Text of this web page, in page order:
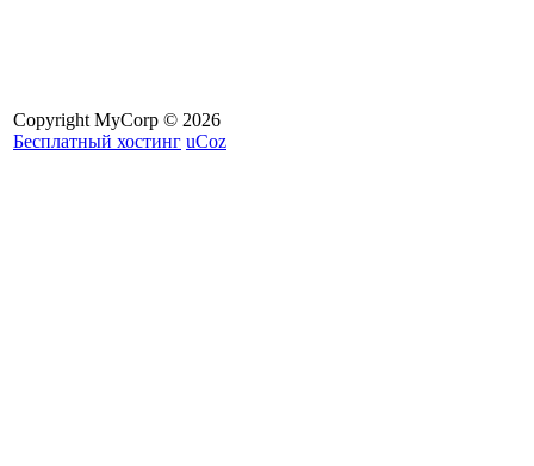
Copyright MyCorp © 2026
Бесплатный хостинг uCoz